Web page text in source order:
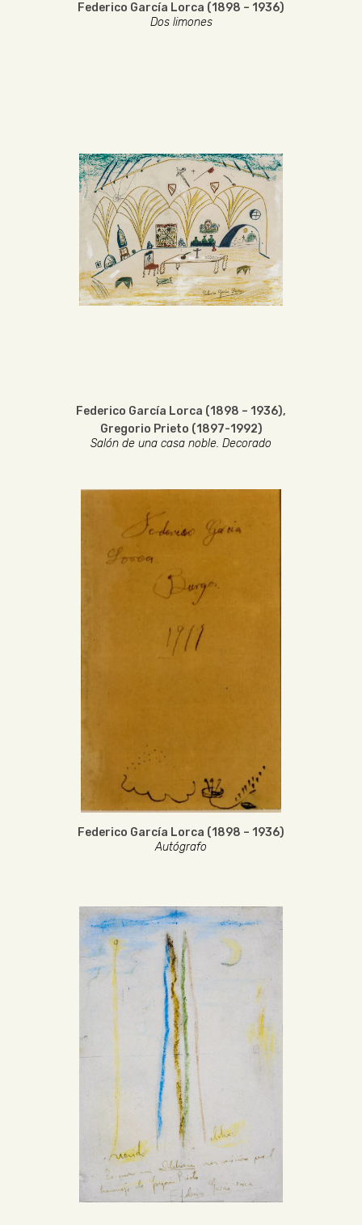
Federico García Lorca (1898 – 1936)
Dos limones
Federico García Lorca (1898 – 1936),
Gregorio Prieto (1897-1992)
Salón de una casa noble. Decorado
Federico García Lorca (1898 – 1936)
Autógrafo